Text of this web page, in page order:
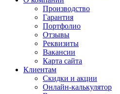
Производство
Гарантия
Портфолио
Отзывы
Реквизиты
Вакансии
Карта сайта
Клиентам
Скидки и акции
Онлайн-калькулятор